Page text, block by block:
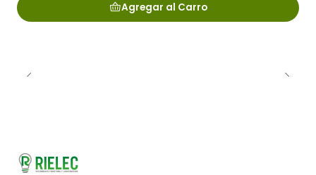
Agregar al Carro